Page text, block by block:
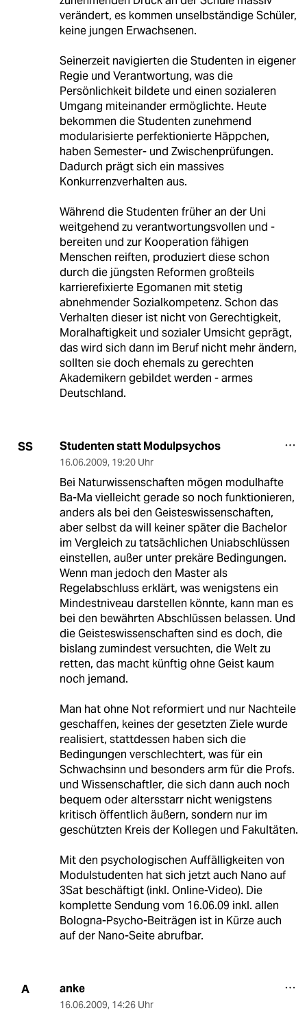
verändert, es kommen unselbständige Schüler,
keine jungen Erwachsenen.
Seinerzeit navigierten die Studenten in eigener
Regie und Verantwortung, was die
Persönlichkeit bildete und einen sozialeren
Umgang miteinander ermöglichte. Heute
bekommen die Studenten zunehmend
modularisierte perfektionierte Häppchen,
haben Semester- und Zwischenprüfungen.
Dadurch prägt sich ein massives
Konkurrenzverhalten aus.
Während die Studenten früher an der Uni
weitgehend zu verantwortungsvollen und -
bereiten und zur Kooperation fähigen
Menschen reiften, produziert diese schon
durch die jüngsten Reformen großteils
karrierefixierte Egomanen mit stetig
abnehmender Sozialkompetenz. Schon das
Verhalten dieser ist nicht von Gerechtigkeit,
Moralhaftigkeit und sozialer Umsicht geprägt,
das wird sich dann im Beruf nicht mehr ändern,
sollten sie doch ehemals zu gerechten
Akademikern gebildet werden - armes
Deutschland.
SS Studenten statt Modulpsychos
16.06.2009, 19:20 Uhr
Bei Naturwissenschaften mögen modulhafte
Ba-Ma vielleicht gerade so noch funktionieren,
anders als bei den Geisteswissenschaften,
aber selbst da will keiner später die Bachelor
im Vergleich zu tatsächlichen Uniabschlüssen
einstellen, außer unter prekäre Bedingungen.
Wenn man jedoch den Master als
Regelabschluss erklärt, was wenigstens ein
Mindestniveau darstellen könnte, kann man es
bei den bewährten Abschlüssen belassen. Und
die Geisteswissenschaften sind es doch, die
bislang zumindest versuchten, die Welt zu
retten, das macht künftig ohne Geist kaum
noch jemand.
Man hat ohne Not reformiert und nur Nachteile
geschaffen, keines der gesetzten Ziele wurde
realisiert, stattdessen haben sich die
Bedingungen verschlechtert, was für ein
Schwachsinn und besonders arm für die Profs.
und Wissenschaftler, die sich dann auch noch
bequem oder altersstarr nicht wenigstens
kritisch öffentlich äußern, sondern nur im
geschützten Kreis der Kollegen und Fakultäten.
Mit den psychologischen Auffälligkeiten von
Modulstudenten hat sich jetzt auch Nano auf
3Sat beschäftigt (inkl. Online-Video). Die
komplette Sendung vom 16.06.09 inkl. allen
Bologna-Psycho-Beiträgen ist in Kürze auch
auf der Nano-Seite abrufbar.
A anke
16.06.2009, 14:26 Uhr